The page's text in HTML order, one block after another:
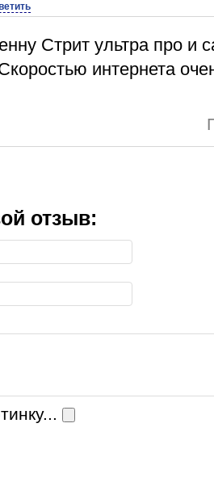
Стрит ультра про и
интернета
отзыв: